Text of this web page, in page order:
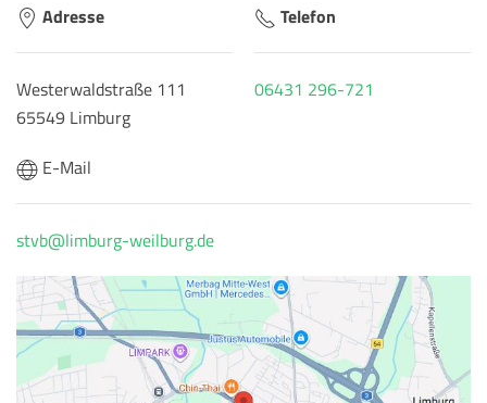
Adresse
Westerwaldstraße 111
65549 Limburg
Telefon
06431 296-721
E-Mail
stvb@limburg-weilburg.de